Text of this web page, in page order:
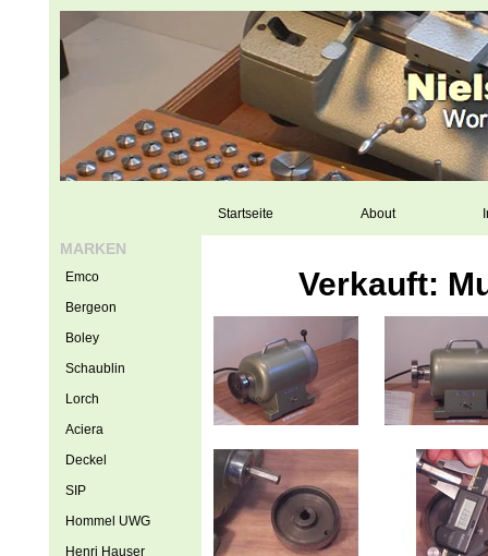
Startseite About
Verkauft:
MARKEN
Emco
Bergeon
Boley
Schaublin
Lorch
Aciera
Deckel
SIP
Hommel UWG
Henri Hauser